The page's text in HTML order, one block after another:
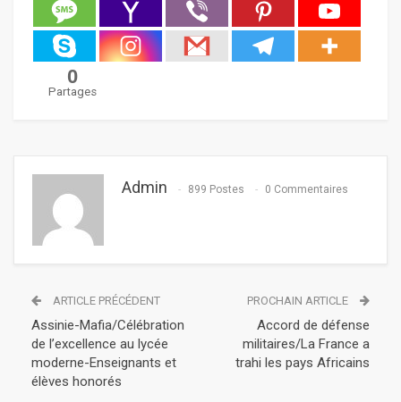
0
Partages
Admin 899 Postes 0 Commentaires
ARTICLE PRÉCÉDENT
Assinie-Mafia/Célébration
de l’excellence au lycée
moderne-Enseignants et
élèves honorés
PROCHAIN ARTICLE
Accord de défense
militaires/La France a
trahi les pays Africains